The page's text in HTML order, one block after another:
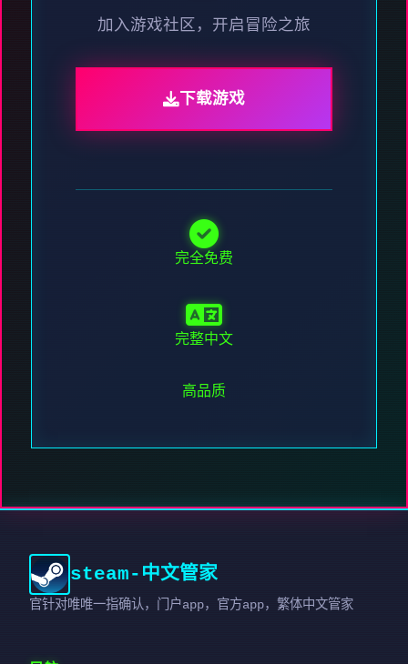
加入游戏社区，开启冒险之旅
下载游戏
完全免费
完整中文
高品质
steam-中文管家
官针对唯唯一指确认，门户app，官方app，繁体中文管家